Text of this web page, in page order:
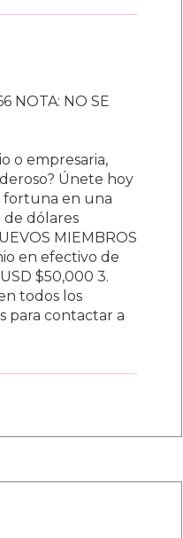
NOTA: NO SE
o empresaria,
Únete hoy
fortuna en una
de dólares
MIEMBROS
en efectivo de
$50,000 3.
todos los
para contactar a